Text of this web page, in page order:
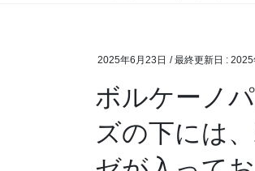
2025年6月23日 / 最終更新日 : 2025
ボルケーノ
ズの下には